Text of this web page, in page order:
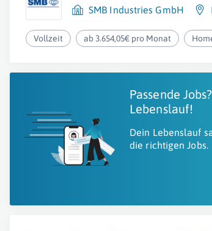
SMB Industries GmbH
Vollzeit ab 3.654,05€ pro Monat
Passende
Lebenslauf!
Dein Lebenslauf
die richtigen Jobs.